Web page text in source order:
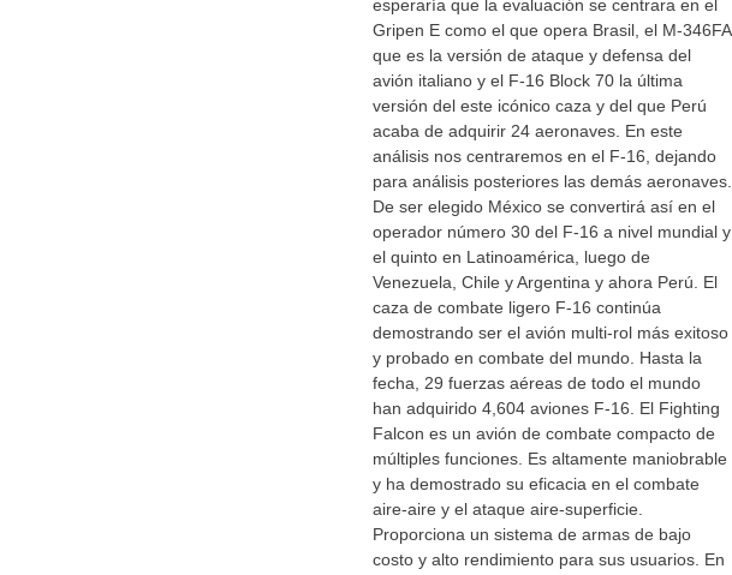
esperaría que la evaluación se centrara en el
Gripen E como el que opera Brasil, el M-346FA
que es la versión de ataque y defensa del
avión italiano y el F-16 Block 70 la última
versión del este icónico caza y del que Perú
acaba de adquirir 24 aeronaves. En este
análisis nos centraremos en el F-16, dejando
para análisis posteriores las demás aeronaves.
De ser elegido México se convertirá así en el
operador número 30 del F-16 a nivel mundial y
el quinto en Latinoamérica, luego de
Venezuela, Chile y Argentina y ahora Perú. El
caza de combate ligero F-16 continúa
demostrando ser el avión multi-rol más exitoso
y probado en combate del mundo. Hasta la
fecha, 29 fuerzas aéreas de todo el mundo
han adquirido 4,604 aviones F-16. El Fighting
Falcon es un avión de combate compacto de
múltiples funciones. Es altamente maniobrable
y ha demostrado su eficacia en el combate
aire-aire y el ataque aire-superficie.
Proporciona un sistema de armas de bajo
costo y alto rendimiento para sus usuarios. En